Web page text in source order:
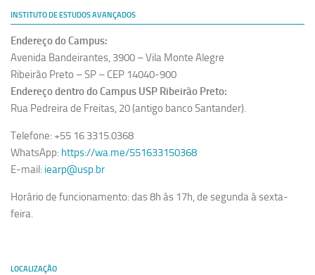
INSTITUTO DE ESTUDOS AVANÇADOS
Endereço do Campus:
Avenida Bandeirantes, 3900 – Vila Monte Alegre
Ribeirão Preto – SP – CEP 14040-900
Endereço dentro do Campus USP Ribeirão Preto:
Rua Pedreira de Freitas, 20 (antigo banco Santander).
Telefone: +55 16 3315.0368
WhatsApp: https://wa.me/551633150368
E-mail: iearp@usp.br
Horário de funcionamento: das 8h às 17h, de segunda à sexta-
feira.
LOCALIZAÇÃO